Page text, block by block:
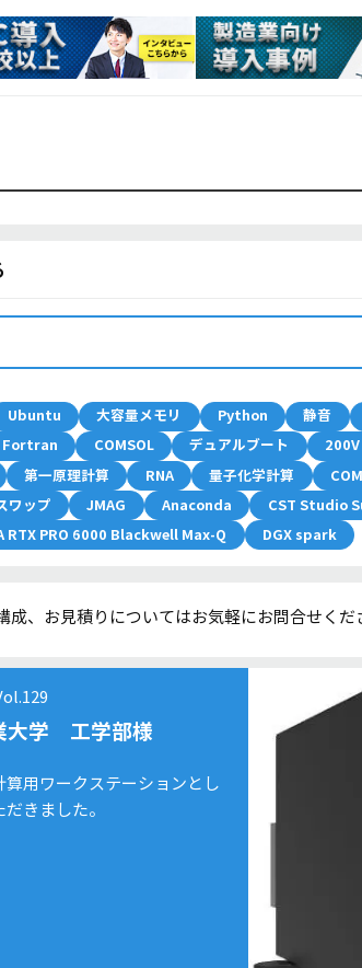
Ubuntu 大容量メモリ Python 静音
Fortran COMSOL デュアルブート 200V
第一原理計算 RNA 量子化学計算
ワップ JMAG Anaconda CST Studio
RTX PRO 6000 Blackwell Max-Q DGX spark
、お見積りについてはお気軽にお問合せくだ
大学 工学部様
算用ワークステーションとし
きました。